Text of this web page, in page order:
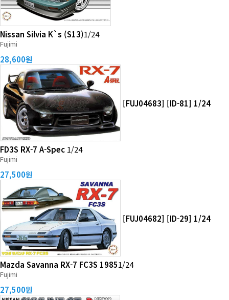
Nissan Silvia K`s (S13)1/24
Fujimi
28,600원
[FUJ04683] [ID-81] 1/24
FD3S RX-7 A-Spec 1/24
Fujimi
27,500원
[FUJ04682] [ID-29] 1/24
Mazda Savanna RX-7 FC3S 19851/24
Fujimi
27,500원